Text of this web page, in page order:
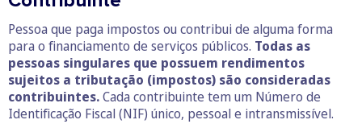
Pessoa que paga impostos ou contribui de alguma forma
para o financiamento de serviços públicos. Todas as
pessoas singulares que possuem rendimentos
sujeitos a tributação (impostos) são consideradas
contribuintes.Cada contribuinte tem um Número de
Identificação Fiscal (NIF) único, pessoal e intransmissível.